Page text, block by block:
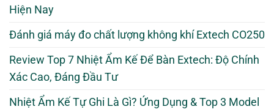
Hiện Nay
Đánh giá máy đo chất lượng không khí Extech CO250
Review Top 7 Nhiệt Ẩm Kế Để Bàn Extech: Độ Chính
Xác Cao, Đáng Đầu Tư
Nhiệt Ẩm Kế Tự Ghi Là Gì? Ứng Dụng & Top 3 Model